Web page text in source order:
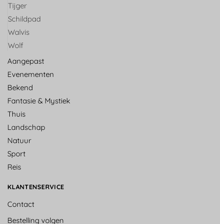
Tijger
Schildpad
Walvis
Wolf
Aangepast
Evenementen
Bekend
Fantasie & Mystiek
Thuis
Landschap
Natuur
Sport
Reis
KLANTENSERVICE
Contact
Bestelling volgen